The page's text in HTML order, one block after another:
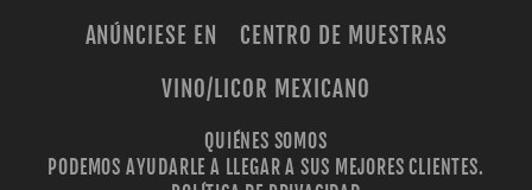
ANÚNCIESE EN
CENTRO DE MUESTRAS
VINO/LICOR MEXICANO
QUIÉNES SOMOS
PODEMOS AYUDARLE A LLEGAR A SUS MEJORES CLIENTES.